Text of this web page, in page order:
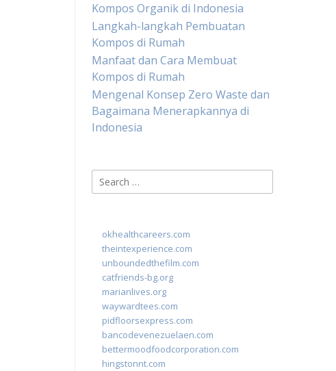
Kompos Organik di Indonesia
Langkah-langkah Pembuatan
Kompos di Rumah
Manfaat dan Cara Membuat
Kompos di Rumah
Mengenal Konsep Zero Waste dan
Bagaimana Menerapkannya di
Indonesia
Search
for:
okhealthcareers.com
theintexperience.com
unboundedthefilm.com
catfriends-bg.org
marianlives.org
waywardtees.com
pidfloorsexpress.com
bancodevenezuelaen.com
bettermoodfoodcorporation.com
hingstonnt.com